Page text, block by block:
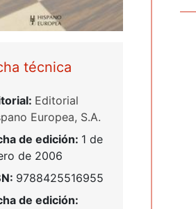
técnica
Editorial
Europea, S.A.
de edición: 1 de
de 2006
9788425516955
de edición: